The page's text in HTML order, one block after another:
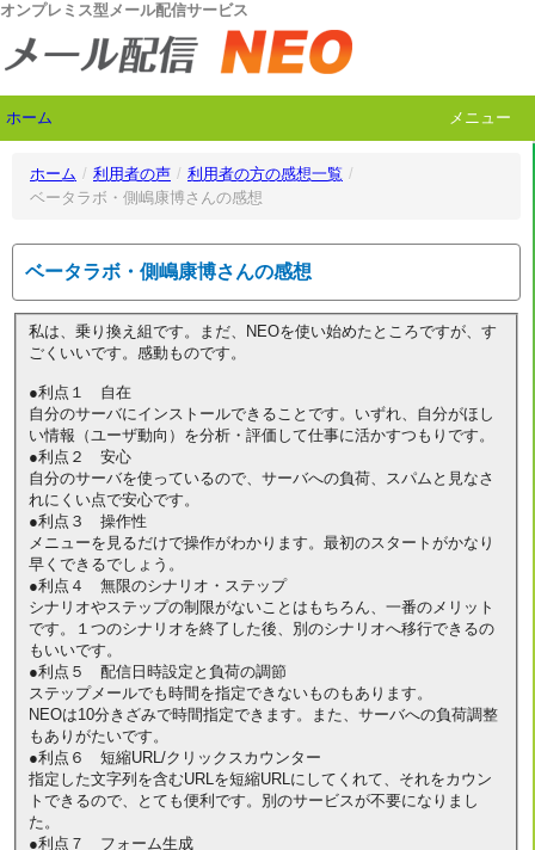
オンプレミス型メール配信サービス
ホーム メニュー
ホーム / 利用者の声 / 利用者の方の感想一覧 /
ベータラボ・側嶋康博さんの感想
ベータラボ・側嶋康博さんの感想
私は、乗り換え組です。まだ、NEOを使い始めたところですが、す
ごくいいです。感動ものです。
●利点１ 自在
自分のサーバにインストールできることです。いずれ、自分がほし
い情報（ユーザ動向）を分析・評価して仕事に活かすつもりです。
●利点２ 安心
自分のサーバを使っているので、サーバへの負荷、スパムと見なさ
れにくい点で安心です。
●利点３ 操作性
メニューを見るだけで操作がわかります。最初のスタートがかなり
早くできるでしょう。
●利点４ 無限のシナリオ・ステップ
シナリオやステップの制限がないことはもちろん、一番のメリット
です。１つのシナリオを終了した後、別のシナリオへ移行できるの
もいいです。
●利点５ 配信日時設定と負荷の調節
ステップメールでも時間を指定できないものもあります。
NEOは10分きざみで時間指定できます。また、サーバへの負荷調整
もありがたいです。
●利点６ 短縮URL/クリックスカウンター
指定した文字列を含むURLを短縮URLにしてくれて、それをカウン
トできるので、とても便利です。別のサービスが不要になりまし
た。
●利点７ フォーム生成